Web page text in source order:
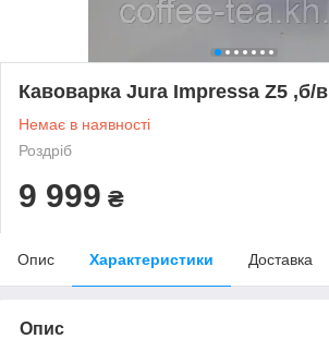
Кавоварка Jura Impressa Z5 ,б/в
Немає в наявності
Роздріб
9 999 ₴
Опис Характеристики Доставка
Опис